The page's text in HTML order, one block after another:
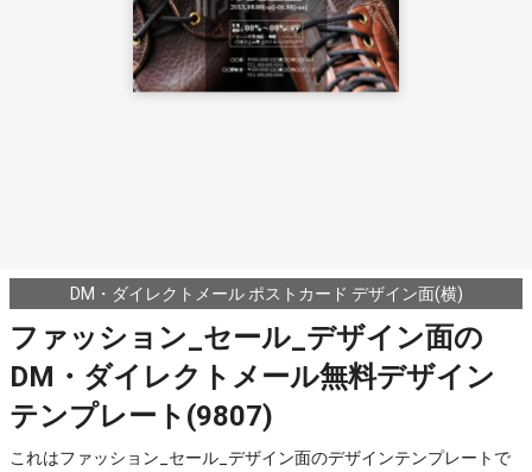
DM・ダイレクトメール ポストカード デザイン面(横)
ファッション_セール_デザイン面の
DM・ダイレクトメール無料デザイン
テンプレート(9807)
これはファッション_セール_デザイン面のデザインテンプレートで